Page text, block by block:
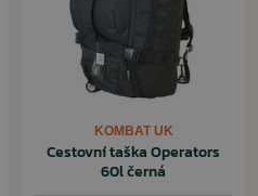
KOMBAT UK
Cestovní taška Operators
60l černá